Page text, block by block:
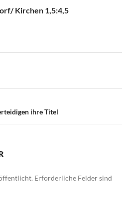
Kirchen 1,5:4,5
ihre Titel
Erforderliche Felder sind